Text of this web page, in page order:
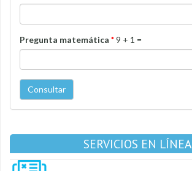
Pregunta matemática *9 + 1 =
Consultar
SERVICIOS EN LÍNEA